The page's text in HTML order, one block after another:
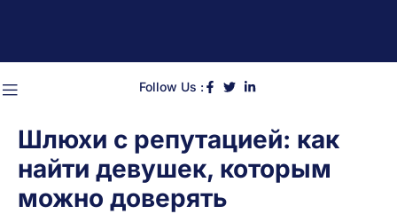
Follow Us :
Шлюхи с репутацией: как
найти девушек, которым
можно доверять